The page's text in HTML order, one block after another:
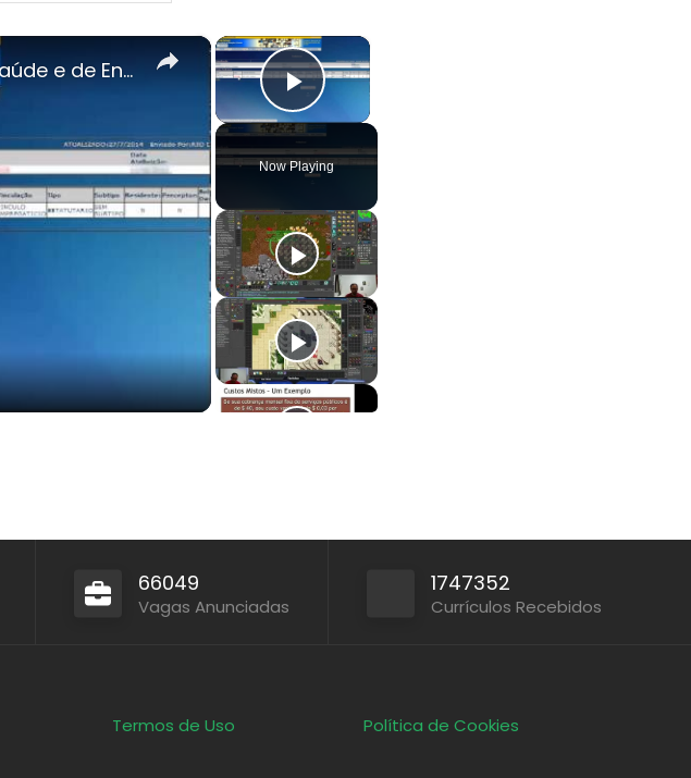
×
Play Video
Now Playing
×
Como buscar o seu CNES - Agente de Saúde e de Endemias
66049
Vagas Anunciadas
1747352
Currículos Recebidos
Termos de Uso Política de Cookies